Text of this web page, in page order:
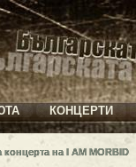
КОНЦЕРТИ
на I AM MORBID